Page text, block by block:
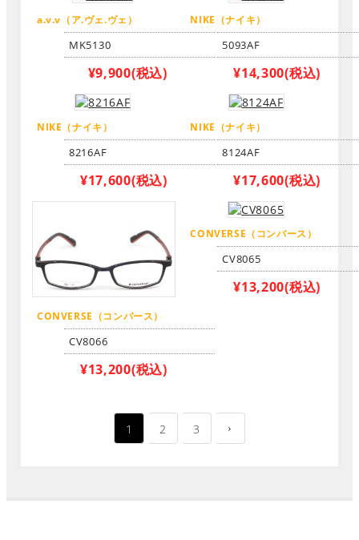
a.v.v（ア.ヴェ.ヴェ）
MK5130
¥9,900(税込)
NIKE（ナイキ）
5093AF
¥14,300(税込)
NIKE（ナイキ）
8216AF
¥17,600(税込)
NIKE（ナイキ）
8124AF
¥17,600(税込)
CONVERSE（コンバース）
CV8066
¥13,200(税込)
CONVERSE（コンバース）
CV8065
¥13,200(税込)
1 2 3